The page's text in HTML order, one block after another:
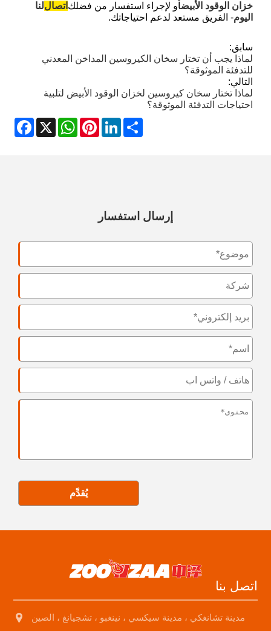
خزان الوقود الأبيضأو لإجراء استفسار من فضلك اتصاللنا
اليوم- الفريق مستعد لدعم احتياجاتك.
سابق:
لماذا يجب أن تختار سخان الكيروسين المداخن المعدني
للتدفئة الموثوقة؟
التالي:
لماذا تختار سخان كيروسين لخزان الوقود الأبيض لتلبية
احتياجات التدفئة الموثوقة؟
X
WhatsAppPinterestLinkedInShare
إرسال استفسار
يُقدِّم
اتصل بنا
مدينة تشانغكي ، مدينة سيكسي ، نينغبو ، تشجيانغ ، الصين